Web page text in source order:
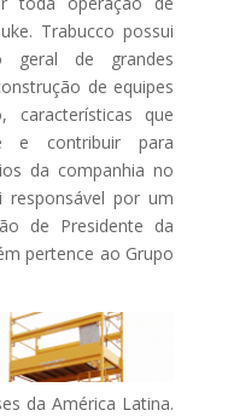
Trabucco possui
geral de grandes
de equipes
características que
e contribuir para
da companhia no
responsável por um
de Presidente da
pertence ao Grupo
da América Latina.